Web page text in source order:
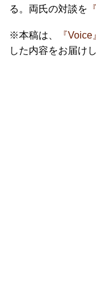
る。両氏の対談を
※本稿は、 『Voice
した内容をお届けし